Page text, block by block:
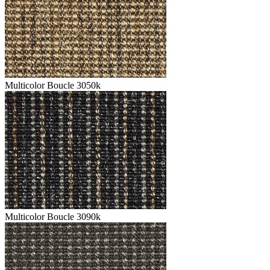
Multicolor Boucle 3050k
Multicolor Boucle 3090k